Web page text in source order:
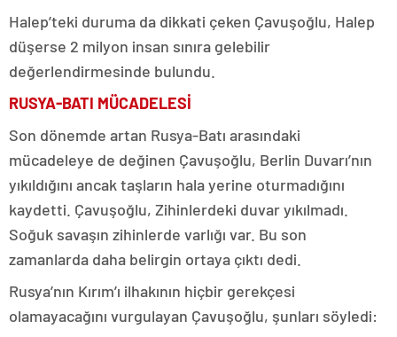
Halep’teki duruma da dikkati çeken Çavuşoğlu, Halep
düşerse 2 milyon insan sınıra gelebilir
değerlendirmesinde bulundu.
RUSYA-BATI MÜCADELESİ
Son dönemde artan Rusya-Batı arasındaki
mücadeleye de değinen Çavuşoğlu, Berlin Duvarı’nın
yıkıldığını ancak taşların hala yerine oturmadığını
kaydetti. Çavuşoğlu, Zihinlerdeki duvar yıkılmadı.
Soğuk savaşın zihinlerde varlığı var. Bu son
zamanlarda daha belirgin ortaya çıktı dedi.
Rusya’nın Kırım’ı ilhakının hiçbir gerekçesi
olamayacağını vurgulayan Çavuşoğlu, şunları söyledi: